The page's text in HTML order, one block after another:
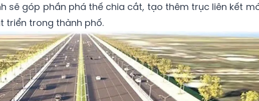
sẽ góp phần phá thế chia cắt, tạo thêm trục liên kết
triển trong thành phố.